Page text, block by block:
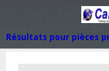
Résultats pour pièces